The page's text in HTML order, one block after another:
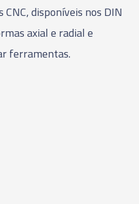
disponíveis nos DIN
axial e radial e
ferramentas.